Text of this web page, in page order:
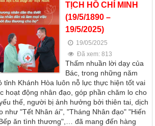
TỊCH HỒ CHÍ MINH
(19/5/1890 –
19/5/2025)
19/05/2025
Đã xem: 813
Thấm nhuần lời dạy của
Bác, trong những năm
tỉnh Khánh Hòa luôn nỗ lực thực hiện tốt vai
hoạt động nhân đạo, góp phần chăm lo cho
thế, người bị ảnh hưởng bởi thiên tai, dịch
như "Tết Nhân ái", "Tháng Nhân đạo" "Hiến
ăn tình thương",… đã mang đến hàng